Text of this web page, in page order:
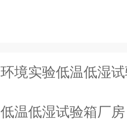
环境实验低温低湿
低温低湿试验箱厂房